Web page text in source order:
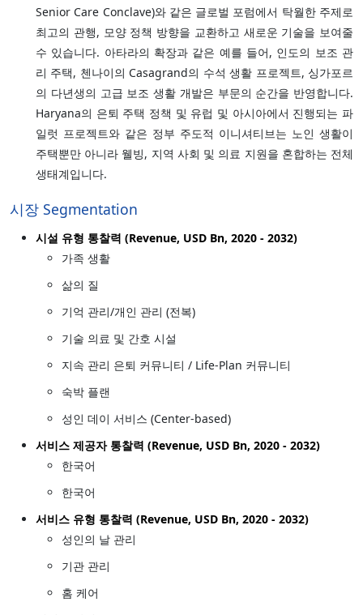
Senior Care Conclave)와 같은 글로벌 포럼에서 탁월한 주제로
최고의 관행, 모양 정책 방향을 교환하고 새로운 기술을 보여줄
수 있습니다. 아타라의 확장과 같은 예를 들어, 인도의 보조 관
리 주택, 첸나이의 Casagrand의 수석 생활 프로젝트, 싱가포르
의 다년생의 고급 보조 생활 개발은 부문의 순간을 반영합니다.
Haryana의 은퇴 주택 정책 및 유럽 및 아시아에서 진행되는 파
일럿 프로젝트와 같은 정부 주도적 이니셔티브는 노인 생활이
주택뿐만 아니라 웰빙, 지역 사회 및 의료 지원을 혼합하는 전체
생태계입니다.
시장 Segmentation
시설 유형 통찰력 (Revenue, USD Bn, 2020 - 2032)
가족 생활
삶의 질
기억 관리/개인 관리 (전복)
기술 의료 및 간호 시설
지속 관리 은퇴 커뮤니티 / Life-Plan 커뮤니티
숙박 플랜
성인 데이 서비스 (Center-based)
서비스 제공자 통찰력 (Revenue, USD Bn, 2020 - 2032)
한국어
한국어
서비스 유형 통찰력 (Revenue, USD Bn, 2020 - 2032)
성인의 날 관리
기관 관리
홈 케어